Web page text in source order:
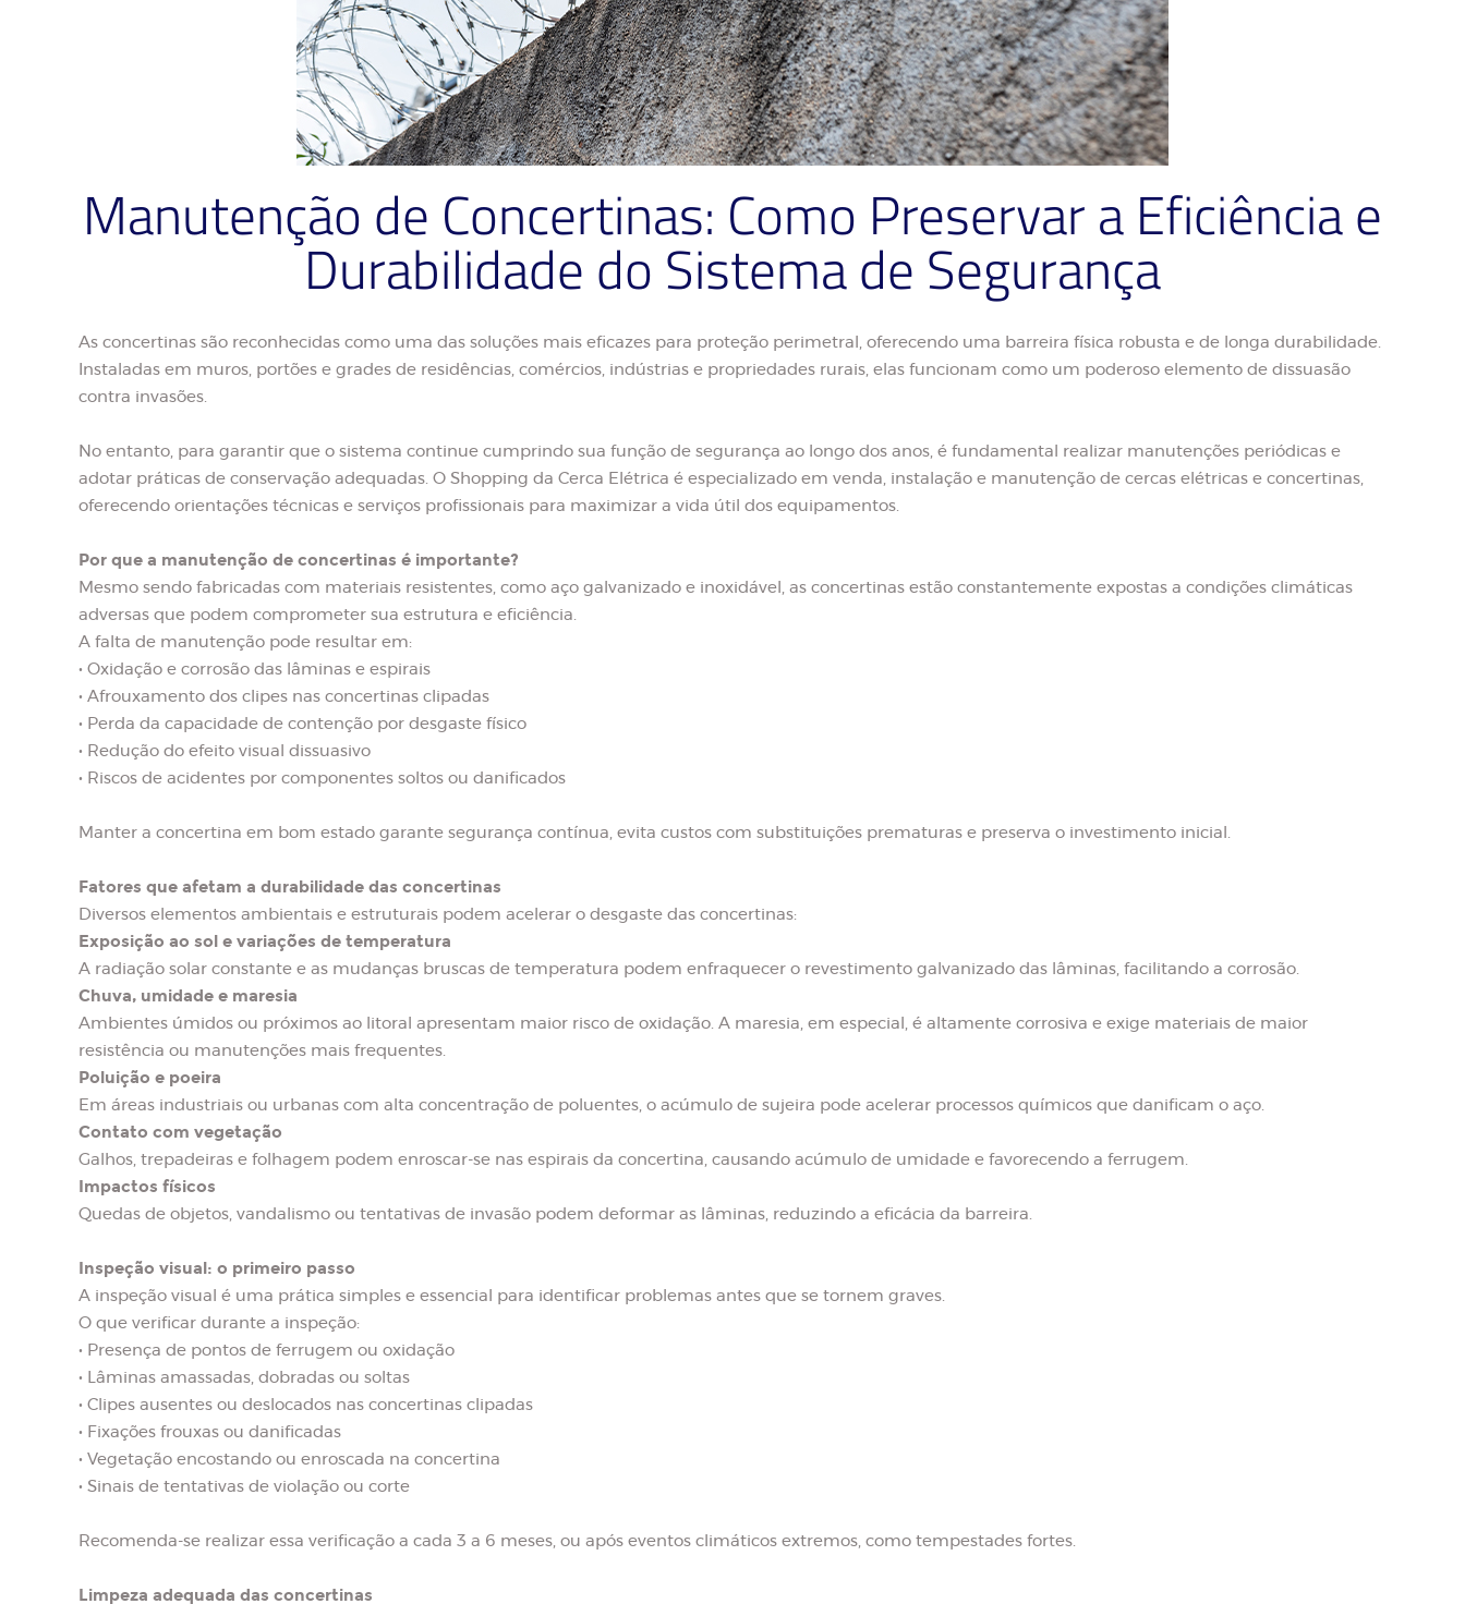
Manutenção de Concertinas: Como Preservar a Eficiência e
Durabilidade do Sistema de Segurança
As concertinas são reconhecidas como uma das soluções mais eficazes para proteção perimetral, oferecendo uma barreira física robusta e de longa durabilidade.
Instaladas em muros, portões e grades de residências, comércios, indústrias e propriedades rurais, elas funcionam como um poderoso elemento de dissuasão
contra invasões.
No entanto, para garantir que o sistema continue cumprindo sua função de segurança ao longo dos anos, é fundamental realizar manutenções periódicas e
adotar práticas de conservação adequadas. O Shopping da Cerca Elétrica é especializado em venda, instalação e manutenção de cercas elétricas e concertinas,
oferecendo orientações técnicas e serviços profissionais para maximizar a vida útil dos equipamentos.
Por que a manutenção de concertinas é importante?
Mesmo sendo fabricadas com materiais resistentes, como aço galvanizado e inoxidável, as concertinas estão constantemente expostas a condições climáticas
adversas que podem comprometer sua estrutura e eficiência.
A falta de manutenção pode resultar em:
• Oxidação e corrosão das lâminas e espirais
• Afrouxamento dos clipes nas concertinas clipadas
• Perda da capacidade de contenção por desgaste físico
• Redução do efeito visual dissuasivo
• Riscos de acidentes por componentes soltos ou danificados
Manter a concertina em bom estado garante segurança contínua, evita custos com substituições prematuras e preserva o investimento inicial.
Fatores que afetam a durabilidade das concertinas
Diversos elementos ambientais e estruturais podem acelerar o desgaste das concertinas:
Exposição ao sol e variações de temperatura
A radiação solar constante e as mudanças bruscas de temperatura podem enfraquecer o revestimento galvanizado das lâminas, facilitando a corrosão.
Chuva, umidade e maresia
Ambientes úmidos ou próximos ao litoral apresentam maior risco de oxidação. A maresia, em especial, é altamente corrosiva e exige materiais de maior
resistência ou manutenções mais frequentes.
Poluição e poeira
Em áreas industriais ou urbanas com alta concentração de poluentes, o acúmulo de sujeira pode acelerar processos químicos que danificam o aço.
Contato com vegetação
Galhos, trepadeiras e folhagem podem enroscar-se nas espirais da concertina, causando acúmulo de umidade e favorecendo a ferrugem.
Impactos físicos
Quedas de objetos, vandalismo ou tentativas de invasão podem deformar as lâminas, reduzindo a eficácia da barreira.
Inspeção visual: o primeiro passo
A inspeção visual é uma prática simples e essencial para identificar problemas antes que se tornem graves.
O que verificar durante a inspeção:
• Presença de pontos de ferrugem ou oxidação
• Lâminas amassadas, dobradas ou soltas
• Clipes ausentes ou deslocados nas concertinas clipadas
• Fixações frouxas ou danificadas
• Vegetação encostando ou enroscada na concertina
• Sinais de tentativas de violação ou corte
Recomenda-se realizar essa verificação a cada 3 a 6 meses, ou após eventos climáticos extremos, como tempestades fortes.
Limpeza adequada das concertinas